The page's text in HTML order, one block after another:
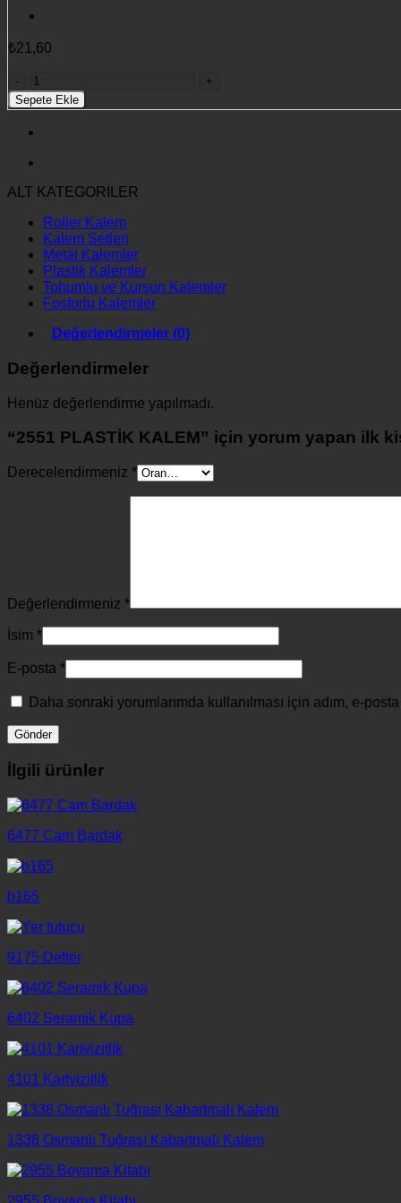
₺21,60
2551
PLASTİK
KALEM
Sepete Ekle
ALT KATEGORİLER
Roller Kalem
Kalem Setleri
Metal Kalemler
Plastik Kalemler
Tohumlu ve Kurşun Kalemler
Fosforlu Kalemler
Değerlendirmeler (0)
Değerlendirmeler
Henüz değerlendirme yapılmadı.
“2551 PLASTİK KALEM” için yorum yapan ilk
Derecelendirmeniz *
Değerlendirmeniz *
İsim *
E-posta *
Daha sonraki yorumlarımda kullanılması için adım, e-
İlgili ürünler
6477 Cam Bardak
b165
9175 Defter
6402 Seramik Kupa
4101 Kartvizitlik
1338 Osmanlı Tuğrası Kabartmalı Kalem